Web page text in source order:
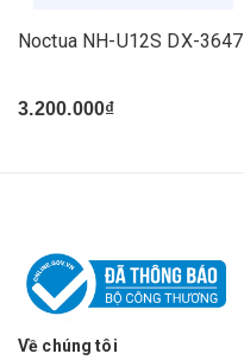
Noctua NH-U12S DX-3647
3.200.000₫
Về chúng tôi